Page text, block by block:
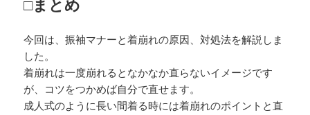
□まとめ
今回は、振袖マナーと着崩れの原因、対処法を解説しま
した。
着崩れは一度崩れるとなかなか直らないイメージです
が、コツをつかめば自分で直せます。
成人式のように長い間着る時には着崩れのポイントと直